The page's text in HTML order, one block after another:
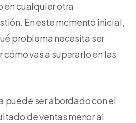
cualquier otra
En este momento inicial,
problema necesita ser
vas a superarlo en las
puede ser abordado con el
de ventas menor al